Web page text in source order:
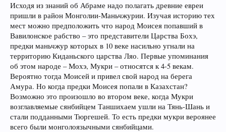
Исходя из знаний об Абраме надо полагать древние евреи
пришли в район Монголии-Маньчжурии. Изучая историю тех
мест можно предположить что народ Моисея попавший в
Вавилонское рабство – это представители Царства Бохэ,
предки маньчжур которых в 10 веке насильно угнали на
территорию Киданьского царства Ляо. Первые упоминания
об этом народе – Мохэ, Мукри – относятся к 4-5 векам.
Вероятно тогда Моисей и привел свой народ на берега
Амура. Но когда предки Моисея попали в Казахстан?
Возможно это произошло во втором веке, когда Мукри
возглавляемые сянбийцем Таншихаем ушли на Тянь-Шань и
стали подданными Тюргешей. То есть предки мукри вероянее
всего были монголоязычными сянбийцами.